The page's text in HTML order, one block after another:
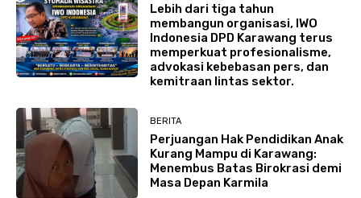
Lebih dari tiga tahun
membangun organisasi, IWO
Indonesia DPD Karawang terus
memperkuat profesionalisme,
advokasi kebebasan pers, dan
kemitraan lintas sektor.
BERITA
Perjuangan Hak Pendidikan Anak
Kurang Mampu di Karawang:
Menembus Batas Birokrasi demi
Masa Depan Karmila